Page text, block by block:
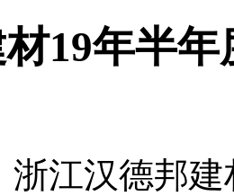
19年半
浙江汉德邦